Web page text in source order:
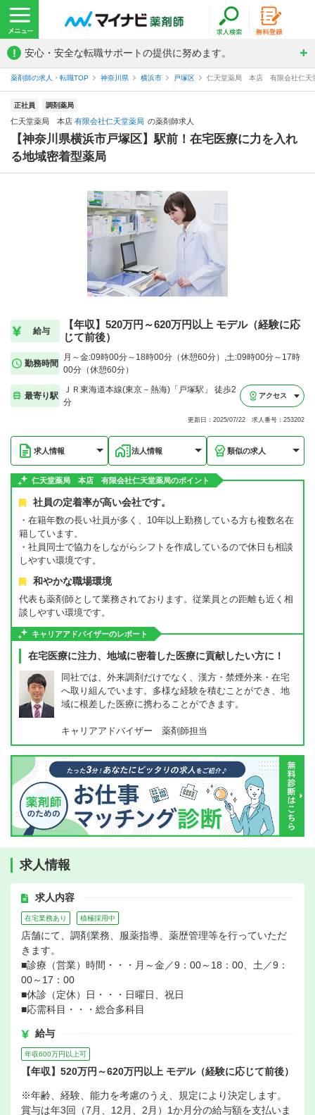
! 安心・安全な転職サポートの提供に努めます。
薬剤師の求人・転職TOP 神奈川県 横浜市 戸塚区 仁天堂薬局 本店 有限会社仁天
正社員 調剤薬局
仁天堂薬局 本店 有限会社仁天堂薬局 の薬剤師求人
【神奈川県横浜市戸塚区】駅前！在宅医療に力を入れ
る地域密着型薬局
給与
【年収】520万円～620万円以上 モデル（経験に応
じて前後）
勤務時間
月～金:09時00分～18時00分（休憩60分）,土:09時00分～17時
00分（休憩60分）
最寄り駅
ＪＲ東海道本線(東京－熱海)「戸塚駅」 徒歩2
分
アクセス
更新日：2025/07/22 求人番号：253202
求人情報 法人情報 類似の求人
仁天堂薬局 本店 有限会社仁天堂薬局のポイント
社員の定着率が高い会社です。
・在籍年数の長い社員が多く、10年以上勤務している方も複数名在
籍しています。
・社員同士で協力をしながらシフトを作成しているので休日も相談
しやすい環境です。
和やかな職場環境
代表も薬剤師として業務されております。従業員との距離も近く相
談しやすい環境です。
キャリアアドバイザーのレポート
在宅医療に注力、地域に密着した医療に貢献したい方に！
同社では、外来調剤だけでなく、漢方・禁煙外来・在宅
へ取り組んでいます。多様な経験を積むことができ、地
域に根差した医療に携わることができます。
キャリアアドバイザー 薬剤師担当
求人情報
求人内容
在宅業務あり 積極採用中
店舗にて、調剤業務、服薬指導、薬歴管理等を行っていただ
きます。
■診療（営業）時間・・・月～金／9：00～18：00、土／9：
00～17：00
■休診（定休）日・・・日曜日、祝日
■応需科目・・・総合多科目
給与
年収600万円以上可
【年収】520万円～620万円以上 モデル（経験に応じて前後）
※年齢、経験、能力を考慮のうえ、規定により決定します。
賞与は年3回（7月、12月、2月）1か月分の給与額を支払いま